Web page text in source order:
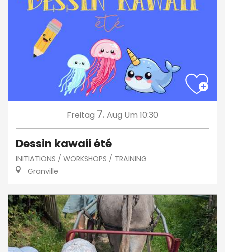
Freitag 7. Aug Um 10:30
Dessin kawaii été
INITIATIONS / WORKSHOPS / TRAINING
Granville